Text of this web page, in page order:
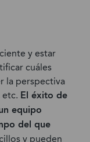
y estar
cuáles
la perspectiva
El éxito de
equipo
del que
y pueden